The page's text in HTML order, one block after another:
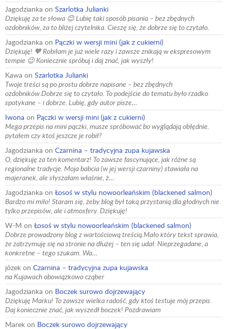
Jagodzianka on Szarlotka Julianki
Dziękuję za te słowa 😊 Lubię taki sposób pisania – bez zbędnych
ozdobników, za to bliżej czytelnika. Cieszę się, że dobrze się to czytało.
Jagodzianka on Pączki w wersji mini (jak z cukierni)
Dziękuję! 🧡 Robiłam je już wiele razy i zawsze znikają w ekspresowym
tempie 😉 Koniecznie spróbuj i daj znać, jak wyszły!
Kawa on Szarlotka Julianki
Twoje treści są po prostu dobrze napisane – bez zbędnych
ozdobników.Dobrze się to czytało. To podejście do tematu było rzadko
spotykane – i dobrze. Lubię, gdy autor pisze…
Iwona on Pączki w wersji mini (jak z cukierni)
Mega przepis na mini pączki, musze spróbować bo wyglądają obłędnie.
pytałem czy ktoś jeszcze je robił?
Jagodzianka on Czarnina – tradycyjna zupa kujawska
O, dziękuję za ten komentarz! To zawsze fascynujące, jak różne są
regionalne tradycje. Moja babcia (w jej wersji czarniny) stawiała na
majeranek, ale słyszałam właśnie, ż…
Jagodzianka on Łosoś w stylu nowoorleańskim (blackened salmon)
Bardzo mi miło! Staram się, żeby blog był taką przystanią dla głodnych nie
tylko przepisów, ale i atmosfery. Dziękuję!
W-M on Łosoś w stylu nowoorleańskim (blackened salmon)
Dobrze prowadzony blog z wartościową treścią.Mało który tekst sprawia,
że zatrzymuję się na stronie na dłużej – ten się udał. Nieprzegadane, a
konkretne – tego szukam. Wa…
józek on Czarnina – tradycyjna zupa kujawska
na Kujawach obowiązkowo cząber
Jagodzianka on Boczek surowo dojrzewający
Dziękuję Marku! To zawsze wielka radość, gdy ktoś testuje mój przepis.
Daj koniecznie znać, jak wyszedł boczek! Pozdrawiam
Marek on Boczek surowo dojrzewający